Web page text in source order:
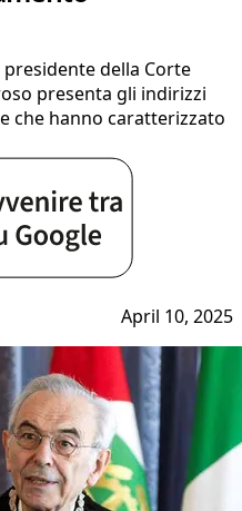
della Corte
presenta gli indirizzi
che hanno caratterizzato
April 10, 2025